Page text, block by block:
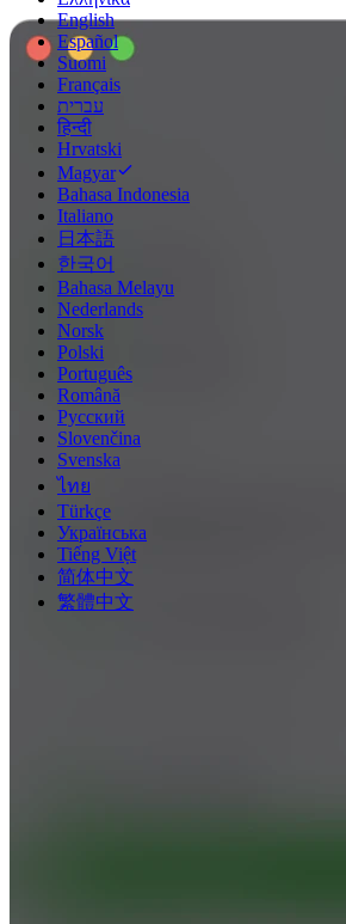
English
Español
Suomi
Français
עברית
हिन्दी
Hrvatski
Magyar
Bahasa Indonesia
Italiano
日本語
한국어
Bahasa Melayu
Nederlands
Norsk
Polski
Português
Română
Русский
Slovenčina
Svenska
ไทย
Türkçe
Українська
Tiếng Việt
简体中文
繁體中文